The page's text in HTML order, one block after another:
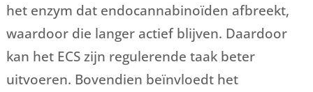
het enzym dat endocannabinoïden afbreekt,
waardoor die langer actief blijven. Daardoor
kan het ECS zijn regulerende taak beter
uitvoeren. Bovendien beïnvloedt het